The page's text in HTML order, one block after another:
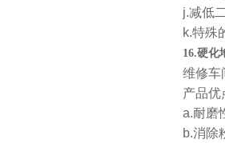
j.减低
k.特殊
16.硬化
维修车
产品优
a.耐磨
b.消除